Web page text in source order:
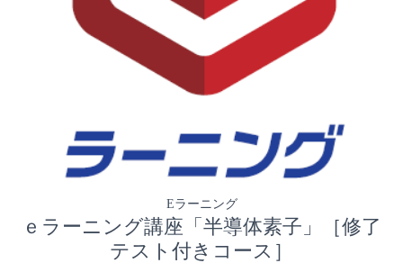
Eラーニング
ｅラーニング講座「半導体素子」［修了
テスト付きコース］